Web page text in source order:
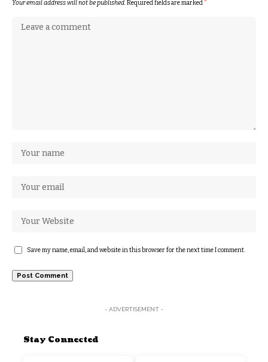
Your email address will not be published.Required fields are marked*
Save my name, email, and website in this browser for the next time I comment.
- ADVERTISEMENT -
Stay Connected